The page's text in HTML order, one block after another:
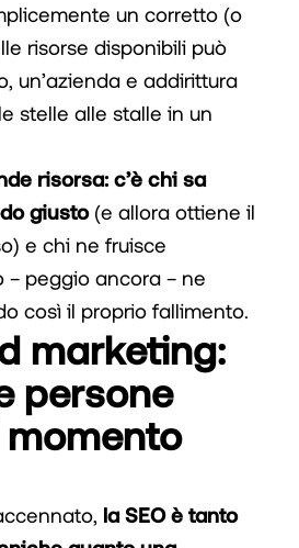
un corretto (o
risorse disponibili può
un’azienda e addirittura
stelle alle stalle in un
risorsa: c’è chi sa
giusto (e allora ottiene il
e chi ne fruisce
peggio ancora – ne
così il proprio fallimento.
marketing:
persone
la SEO è tanto